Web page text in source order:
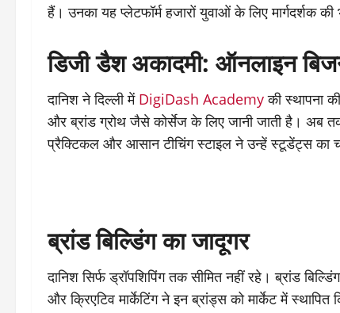
हैं। उनका यह प्लेटफॉर्म हजारों युवाओं के लिए मार्गदर्शक की
डिजी डैश अकादमी: ऑनलाइन
दानिश ने दिल्ली में DigiDash Academyकी स्थापना
और ब्रांड ग्रोथ जैसे कोर्सेज के लिए जानी जाती है। अब
प्रैक्टिकल और आसान टीचिंग स्टाइल ने उन्हें स्टूडेंट्स का
ब्रांड बिल्डिंग का जादूगर
दानिश सिर्फ ड्रॉपशिपिंग तक सीमित नहीं रहे। ब्रांड
और क्रिएटिव मार्केटिंग ने इन ब्रांड्स को मार्केट में